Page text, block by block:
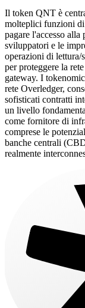
Il token QNT è
molteplici funzioni
pagare l'accesso
sviluppatori e le
operazioni di
per proteggere la
gateway. I
rete Overledger,
sofisticati contratti
un livello
come fornitore di
comprese le
banche centrali
realmente